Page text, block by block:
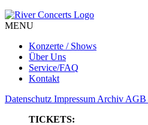
MENU
Konzerte / Shows
Über Uns
Service/FAQ
Kontakt
Datenschutz Impressum Archiv AGB
TICKETS: